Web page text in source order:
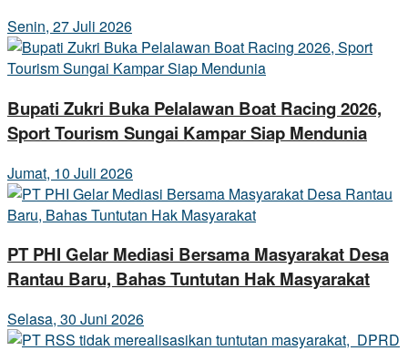
Senin, 27 Juli 2026
Bupati Zukri Buka Pelalawan Boat Racing 2026,
Sport Tourism Sungai Kampar Siap Mendunia
Jumat, 10 Juli 2026
PT PHI Gelar Mediasi Bersama Masyarakat Desa
Rantau Baru, Bahas Tuntutan Hak Masyarakat
Selasa, 30 Juni 2026